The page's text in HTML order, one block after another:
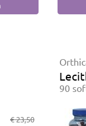
€ 23,50
90